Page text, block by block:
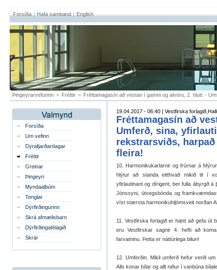
Forsíða Hafa samband English
Þingeyrarvefurinn > Fréttir > Fréttamagasín að vestan í gamni og alvöru, 2. hluti: -
Forsíða
Um vefinn
Dýrafjarðardagar
Fréttir
Greinar
Þingeyri
Myndaalbúm
Tenglar
Dýrfirðingurinn
Skrá afmælisbarn
Dýrfirðingafélagið
Skrár
19.04.2017 - 06:40 | Vestfirska
Fréttamagasín að
Umferð, sina,
rekstrarsviðs,
fleira!
10. Harmonikukarlarnir og frúrnar á
hlýtur að standa eitthvað mikið til í
yfirlautinant og dírigent, ber fulla ábyrgð á
Jónssyni, útvegsbónda og
víst stærsta harmonikuhljómsveit norðan
11. Vestfirska forlagið er hætt að gefa út
eru Vestfirskar sagnir 4. hefti að
farvatninu. Þetta er náttúrlega bilun!
12. Umferðin. Mikil umferð hefur verið
Alls konar bílar og allt niður í vanbúna